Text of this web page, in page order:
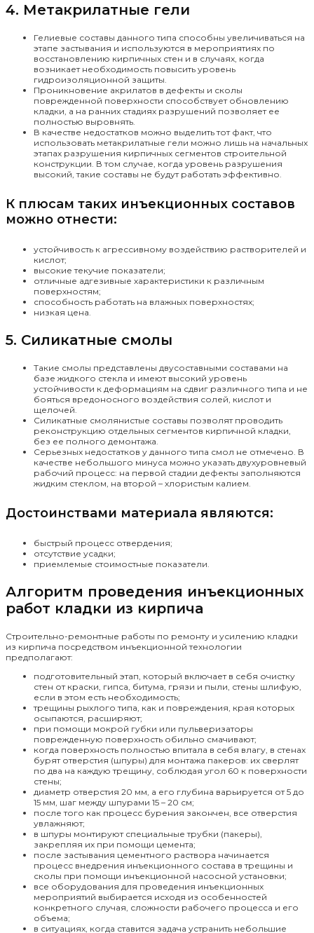
4. Метакрилатные гели
Гелиевые составы данного типа способны увеличиваться на
этапе застывания и используются в мероприятиях по
восстановлению кирпичных стен и в случаях, когда
возникает необходимость повысить уровень
гидроизоляционной защиты.
Проникновение акрилатов в дефекты и сколы
поврежденной поверхности способствует обновлению
кладки, а на ранних стадиях разрушений позволяет ее
полностью выровнять.
В качестве недостатков можно выделить тот факт, что
использовать метакрилатные гели можно лишь на начальных
этапах разрушения кирпичных сегментов строительной
конструкции. В том случае, когда уровень разрушения
высокий, такие составы не будут работать эффективно.
К плюсам таких инъекционных составов
можно отнести:
устойчивость к агрессивному воздействию растворителей и
кислот;
высокие текучие показатели;
отличные адгезивные характеристики к различным
поверхностям;
способность работать на влажных поверхностях;
низкая цена.
5. Силикатные смолы
Такие смолы представлены двусоставными составами на
базе жидкого стекла и имеют высокий уровень
устойчивости к деформациям на сдвиг различного типа и не
бояться вредоносного воздействия солей, кислот и
щелочей.
Силикатные смолянистые составы позволят проводить
реконструкцию отдельных сегментов кирпичной кладки,
без ее полного демонтажа.
Серьезных недостатков у данного типа смол не отмечено. В
качестве небольшого минуса можно указать двухуровневый
рабочий процесс: на первой стадии дефекты заполняются
жидким стеклом, на второй – хлористым калием.
Достоинствами материала являются:
быстрый процесс отвердения;
отсутствие усадки;
приемлемые стоимостные показатели.
Алгоритм проведения инъекционных
работ кладки из кирпича
Строительно-ремонтные работы по ремонту и усилению кладки
из кирпича посредством инъекционной технологии
предполагают:
подготовительный этап, который включает в себя очистку
стен от краски, гипса, битума, грязи и пыли, стены шлифую,
если в этом есть необходимость;
трещины рыхлого типа, как и повреждения, края которых
осыпаются, расширяют;
при помощи мокрой губки или пульверизаторы
поврежденную поверхность обильно смачивают;
когда поверхность полностью впитала в себя влагу, в стенах
бурят отверстия (шпуры) для монтажа пакеров: их сверлят
по два на каждую трещину, соблюдая угол 60 к поверхности
стены;
диаметр отверстия 20 мм, а его глубина варьируется от 5 до
15 мм, шаг между шпурами 15 – 20 см;
после того как процесс бурения закончен, все отверстия
увлажняют;
в шпуры монтируют специальные трубки (пакеры),
закрепляя их при помощи цемента;
после застывания цементного раствора начинается
процесс внедрения инъекционного состава в трещины и
сколы при помощи инъекционной насосной установки;
все оборудования для проведения инъекционных
мероприятий выбирается исходя из особенностей
конкретного случая, сложности рабочего процесса и его
объема;
в ситуациях, когда ставится задача устранить небольшие